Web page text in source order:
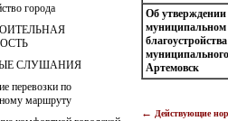
города
СЛУШАНИЯ
перевозки по
маршруту
Об
муниципальном
Артемовск
← Действующие